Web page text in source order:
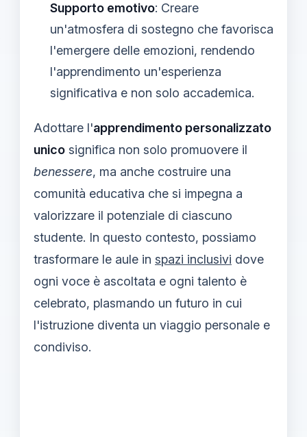
Supporto emotivo: Creare
un'atmosfera di sostegno che favorisca
l'emergere delle emozioni, rendendo
l'apprendimento un'esperienza
significativa e non solo accademica.
Adottare l'apprendimento personalizzato
unico significa non solo promuovere il
benessere, ma anche costruire una
comunità educativa che si impegna a
valorizzare il potenziale di ciascuno
studente. In questo contesto, possiamo
trasformare le aule in spazi inclusivi dove
ogni voce è ascoltata e ogni talento è
celebrato, plasmando un futuro in cui
l'istruzione diventa un viaggio personale e
condiviso.